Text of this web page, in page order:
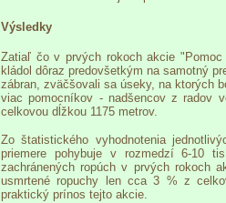
Výsledky
Zatiaľ čo v prvých rokoch akcie
kládol dôraz predovšetkým na samotný
zábran, zväčšovali sa úseky, na ktorých
viac pomocníkov - nadšencov z radov
celkovou dĺžkou 1175 metrov.
Zo štatistického vyhodnotenia
priemere pohybuje v rozmedzí 6-10
zachránených ropúch v prvých rokoch
usmrtené ropuchy len cca 3 % z
praktický prínos tejto akcie.